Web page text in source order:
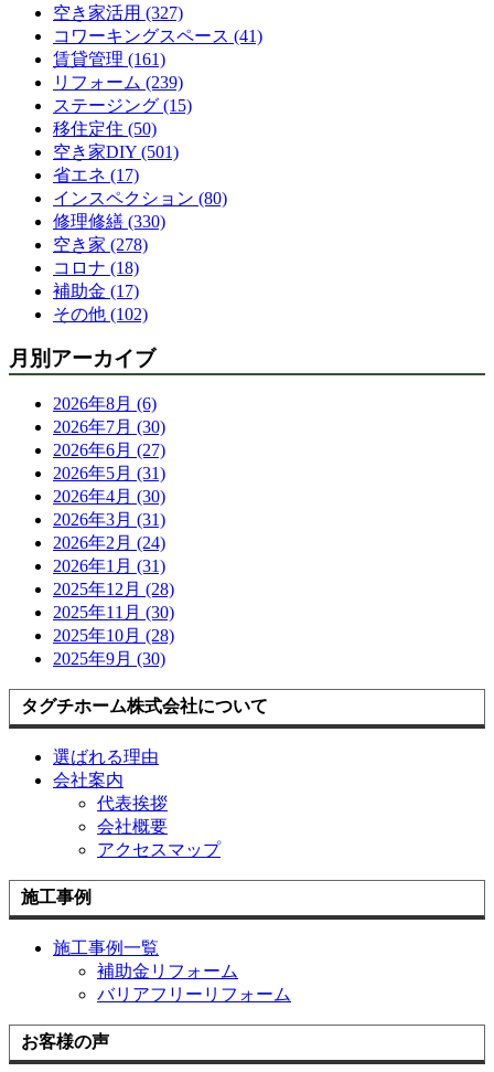
空き家活用 (327)
コワーキングスペース (41)
賃貸管理 (161)
リフォーム (239)
ステージング (15)
移住定住 (50)
空き家DIY (501)
省エネ (17)
インスペクション (80)
修理修繕 (330)
空き家 (278)
コロナ (18)
補助金 (17)
その他 (102)
月別アーカイブ
2026年8月 (6)
2026年7月 (30)
2026年6月 (27)
2026年5月 (31)
2026年4月 (30)
2026年3月 (31)
2026年2月 (24)
2026年1月 (31)
2025年12月 (28)
2025年11月 (30)
2025年10月 (28)
2025年9月 (30)
タグチホーム株式会社について
選ばれる理由
会社案内
代表挨拶
会社概要
アクセスマップ
施工事例
施工事例一覧
補助金リフォーム
バリアフリーリフォーム
お客様の声